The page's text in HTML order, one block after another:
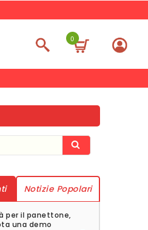
0
Notizie Popolari
per il panettone,
una demo